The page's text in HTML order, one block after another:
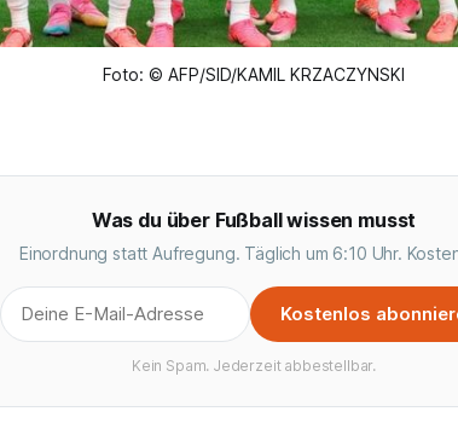
Foto: © AFP/SID/KAMIL KRZACZYNSKI
Was du über Fußball wissen musst
Einordnung statt Aufregung. Täglich um 6:10 Uhr.
Kostenlos
Kein Spam. Jederzeit abbestellbar.